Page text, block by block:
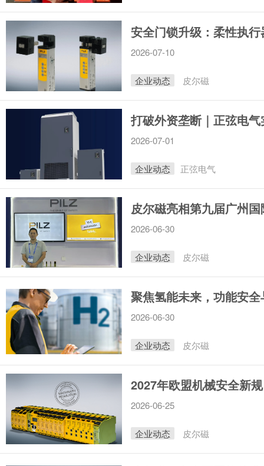
安全门锁升级：柔性执
2026-07-10
企业动态 皮尔磁
打破外资垄断｜正弦电
2026-07-01
企业动态 正弦电气
皮尔磁亮相第九届广州
2026-06-30
企业动态 皮尔磁
聚焦氢能未来，功能安
2026-06-30
企业动态 皮尔磁
2027年欧盟机械安全新
2026-06-25
企业动态 皮尔磁